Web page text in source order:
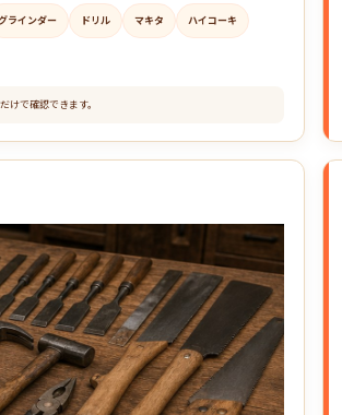
ラインダー ドリル マキタ ハイコーキ
けで確認できます。